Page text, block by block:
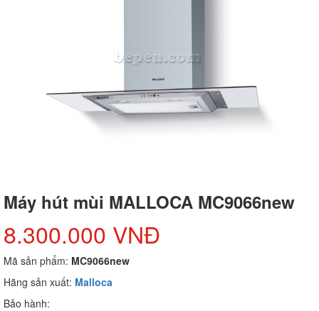
Máy hút mùi MALLOCA MC9066new
8.300.000 VNĐ
Mã sản phẩm: MC9066new
Hãng sản xuất: Malloca
Bảo hành: